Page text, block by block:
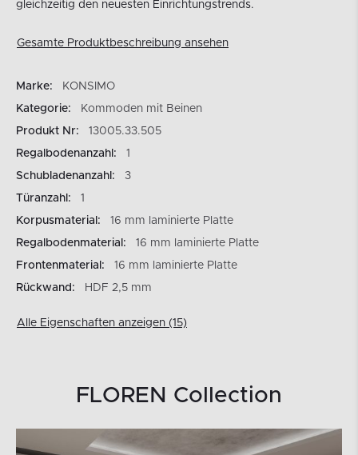
gleichzeitig den neuesten Einrichtungstrends.
Gesamte Produktbeschreibung ansehen
Marke:
KONSIMO
Kategorie:
Kommoden mit Beinen
Produkt Nr:
13005.33.505
Regalbodenanzahl:
1
Schubladenanzahl:
3
Türanzahl:
1
Korpusmaterial:
16 mm laminierte Platte
Regalbodenmaterial:
16 mm laminierte Platte
Frontenmaterial:
16 mm laminierte Platte
Rückwand:
HDF 2,5 mm
Alle Eigenschaften anzeigen (15)
FLOREN Collection